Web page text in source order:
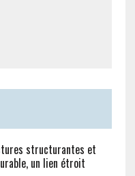
structurantes et
un lien étroit